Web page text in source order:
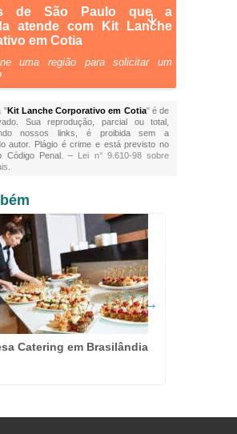
de São Paulo que a
atende com Kit Lanche
em Cotia
uma região para solicitar um
"Kit Lanche Corporativo em Cotia" é de
Sua reprodução, parcial ou total,
nossos links, é proibida sem a
autor. Plágio é crime e está previsto no
Código Penal. – Lei n° 9.610-98 sobre
Catering em Brasilândia